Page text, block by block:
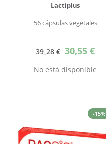
Lactiplus
56 cápsulas vegetales
39,28 € Precio
especial
30,55 €
No está disponible
-15%